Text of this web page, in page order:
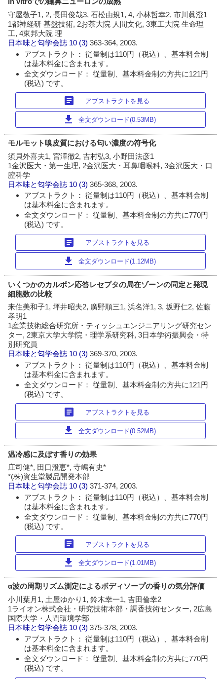
守屋敬子1, 2, 長田俊哉3, 石松由規1, 4, 小林哲幸2, 市川眞澄1
1都神経研 基盤技術, 2お茶大院 人間文化, 3東工大院 生命理
工, 4東邦大院 理
日本味と匂学会誌 10 (3)363-364, 2003.
アブストラクト： 従量制は110円（税込）、基本料金制
は基本料金に含まれます。
全文ダウンロード： 従量制、基本料金制の方共に121円
(税込) です。
article アブストラクトを見る
download 全文ダウンロード(0.53MB)
モルモット嗅皮質における匂い濃度の符号化
須貝外喜夫1, 宮澤徹2, 吉村弘3, 小野田法彦1
1金沢医大・第一生理, 2金沢医大・耳鼻咽喉科, 3金沢医大・口
腔科学
日本味と匂学会誌 10 (3)365-368, 2003.
アブストラクト： 従量制は110円（税込）、基本料金制
は基本料金に含まれます。
全文ダウンロード： 従量制、基本料金制の方共に770円
(税込) です。
article アブストラクトを見る
download 全文ダウンロード(1.12MB)
いくつかのカルボン応答レセプタの局在ゾーンの同定と発現
細胞数の比較
来住美和子1, 坪井昭夫2, 廣野順三1, 浜名洋1, 3, 坂野仁2, 佐藤
孝明1
1産業技術総合研究所・ティッシュエンジニアリング研究セン
ター, 2東京大学大学院・理学系研究科, 3日本学術振興会・特
別研究員
日本味と匂学会誌 10 (3)369-370, 2003.
アブストラクト： 従量制は110円（税込）、基本料金制
は基本料金に含まれます。
全文ダウンロード： 従量制、基本料金制の方共に121円
(税込) です。
article アブストラクトを見る
download 全文ダウンロード(0.52MB)
温冷感に及ぼす香りの効果
庄司健*, 田口澄恵*, 寺嶋有史*
*(株)資生堂製品開発本部
日本味と匂学会誌 10 (3)371-374, 2003.
アブストラクト： 従量制は110円（税込）、基本料金制
は基本料金に含まれます。
全文ダウンロード： 従量制、基本料金制の方共に770円
(税込) です。
article アブストラクトを見る
download 全文ダウンロード(1.01MB)
α波の周期リズム測定によるボディソープの香りの気分評価
小川葉月1, 土屋ゆかり1, 鈴木幸一1, 吉田倫幸2
1ライオン株式会社・研究技術本部・調香技術センター, 2広島
国際大学・人間環境学部
日本味と匂学会誌 10 (3)375-378, 2003.
アブストラクト： 従量制は110円（税込）、基本料金制
は基本料金に含まれます。
全文ダウンロード： 従量制、基本料金制の方共に770円
(税込) です。